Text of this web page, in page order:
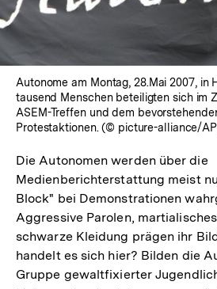
Autonome am Montag, 28.Mai 2007, in
tausend Menschen beteiligten sich im
ASEM-Treffen und dem
Protestaktionen. (© picture-alliance/
Die Autonomen werden über die
Medienberichterstattung meist
Block" bei Demonstrationen
Aggressive Parolen,
schwarze Kleidung prägen ihr
handelt es sich hier? Bilden die
Gruppe gewaltfixierter